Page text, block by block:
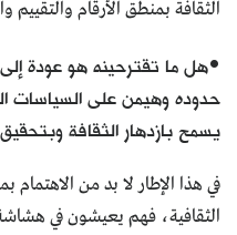
الثقافة بمنطق الأرقام والتقييم
•هل ما تقترحينه هو عودة إلى
حدوده وهيمن على السياسات
يسمح بازدهار الثقافة وبتحقيق
في هذا الإطار لا بد من الاهتمام
الثقافية، فهم يعيشون في